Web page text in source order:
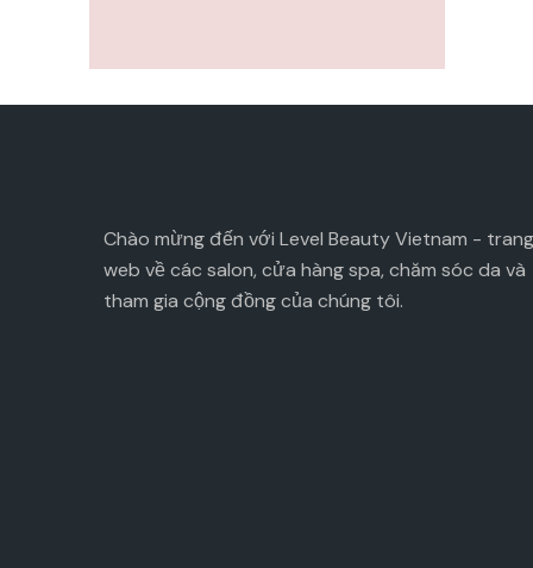
Chào mừng đến với Level Beauty Vietnam - trang
web về các salon, cửa hàng spa, chăm sóc da và
tham gia cộng đồng của chúng tôi.